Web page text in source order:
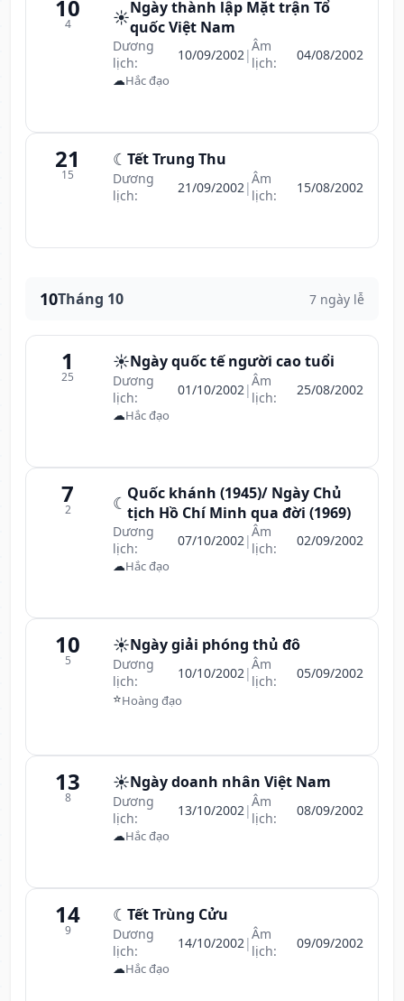
10
4 ☀️Ngày thành lập Mặt trận Tổ
quốc Việt Nam
Dương
lịch:
10/09/2002 |Âm
lịch:
04/08/2002
☁Hắc đạo
21
15
☾ Tết Trung Thu
Dương
lịch:
21/09/2002 |Âm
lịch:
15/08/2002
10Tháng 10 7 ngày lễ
1
25
☀️Ngày quốc tế người cao tuổi
Dương
lịch:
01/10/2002 |Âm
lịch:
25/08/2002
☁Hắc đạo
7
2 ☾ Quốc khánh (1945)/ Ngày Chủ
tịch Hồ Chí Minh qua đời (1969)
Dương
lịch:
07/10/2002 |Âm
lịch:
02/09/2002
☁Hắc đạo
10
5
☀️Ngày giải phóng thủ đô
Dương
lịch:
10/10/2002 |Âm
lịch:
05/09/2002
⭐Hoàng đạo
13
8
☀️Ngày doanh nhân Việt Nam
Dương
lịch:
13/10/2002 |Âm
lịch:
08/09/2002
☁Hắc đạo
14
9
☾ Tết Trùng Cửu
Dương
lịch:
14/10/2002 |Âm
lịch:
09/09/2002
☁Hắc đạo